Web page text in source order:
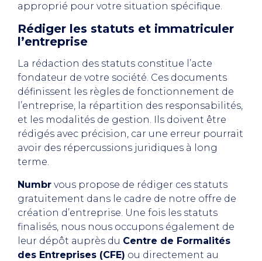
approprié pour votre situation spécifique.
Rédiger les statuts et immatriculer
l’entreprise
La rédaction des statuts constitue l’acte
fondateur de votre société. Ces documents
définissent les règles de fonctionnement de
l’entreprise, la répartition des responsabilités,
et les modalités de gestion. Ils doivent être
rédigés avec précision, car une erreur pourrait
avoir des répercussions juridiques à long
terme.
Numbr vous propose de rédiger ces statuts
gratuitement dans le cadre de notre offre de
création d’entreprise. Une fois les statuts
finalisés, nous nous occupons également de
leur dépôt auprès du Centre de Formalités
des Entreprises (CFE) ou directement au